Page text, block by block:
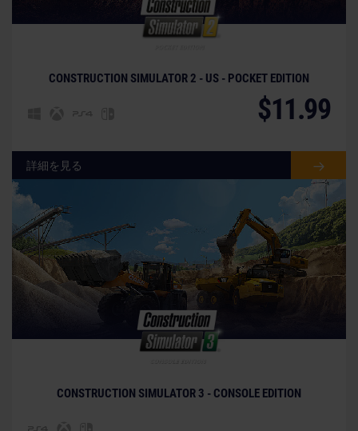
CONSTRUCTION SIMULATOR 2 - US - POCKET EDITION
$11.99
詳細を見る
© [Translate to Japanese:]
CONSTRUCTION SIMULATOR 3 - CONSOLE EDITION